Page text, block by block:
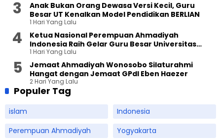
Anak Bukan Orang Dewasa Versi Kecil, Guru
Besar UT Kenalkan Model Pendidikan BERLIAN
1 Hari Yang Lalu
Ketua Nasional Perempuan Ahmadiyah
Indonesia Raih Gelar Guru Besar Universitas
Terbuka
1 Hari Yang Lalu
Jemaat Ahmadiyah Wonosobo Silaturahmi
Hangat dengan Jemaat GPdI Eben Haezer
2 Hari Yang Lalu
Populer Tag
islam
Indonesia
Perempuan Ahmadiyah
Yogyakarta